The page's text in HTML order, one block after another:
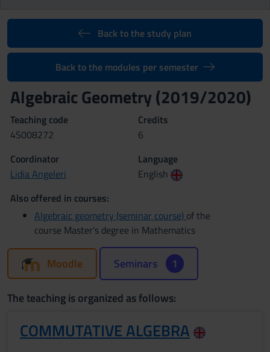
Back to the study plan
Back to the modules per semester
Algebraic Geometry (2019/2020)
Teaching code
4S008272
Credits
6
Coordinator
Lidia Angeleri
Language
English
Also offered in courses:
Algebraic geometry (seminar course) of the
course Master's degree in Mathematics
Moodle Seminars 1
The teaching is organized as follows:
COMMUTATIVE ALGEBRA